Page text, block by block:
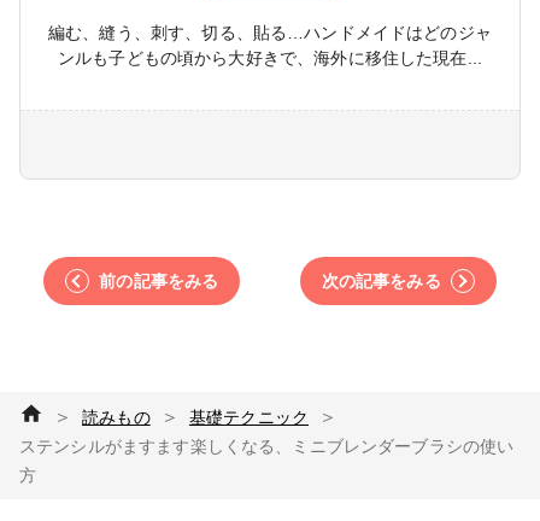
編む、縫う、刺す、切る、貼る…ハンドメイドはどのジャ
ンルも子どもの頃から大好きで、海外に移住した現在...
前の記事をみる 次の記事をみる
＞ 読みもの ＞ 基礎テクニック ＞
ステンシルがますます楽しくなる、ミニブレンダーブラシの使い
方